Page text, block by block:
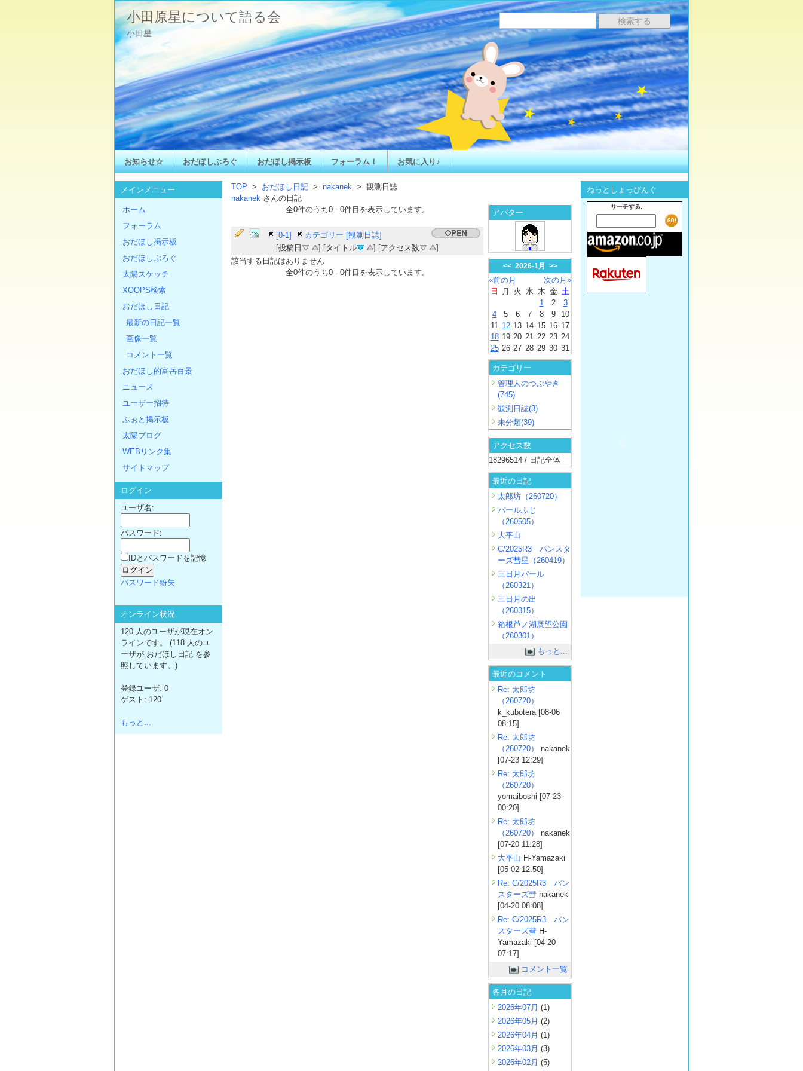
小田原星について語る会
小田星
お知らせ☆ おだほしぶろぐ おだほし掲示板 フォーラム！ お気に入り♪
TOP > おだほし日記 > nakanek > 観測日誌
nakanek さんの日記
全0件のうち0- 0件目を表示しています。
[0-1]
カテゴリー [観測日誌]
[投稿日
] [タイトル ] [アクセス数
]
該当する日記はありません
全0件のうち0- 0件目を表示しています。
アバター
<< 2026-1月 >>
«前の月
次の月»
日
月 火 水 木 金 土
1
2
3
4
5 6 7 8 9
10
11 12 13 14 15 16 17
18 19 20 21 22 23 24
25 26 27 28 29 30 31
カテゴリー
管理人のつぶやき
(745)
観測日誌(3)
未分類(39)
アクセス数
18296514 / 日記全体
最近の日記
太郎坊（260720）
パールふじ
（260505）
大平山
C/2025R3 パンスタ
ーズ彗星（260419）
三日月パール
（260321）
三日月の出
（260315）
箱根芦ノ湖展望公園
（260301）
もっと...
最近のコメント
Re: 太郎坊
（260720）
k_kubotera [08-06
08:15]
Re: 太郎坊
（260720）
nakanek
[07-23 12:29]
Re: 太郎坊
（260720）
yomaiboshi [07-23
00:20]
Re: 太郎坊
（260720）
nakanek
[07-20 11:28]
大平山 H-Yamazaki
[05-02 12:50]
Re: C/2025R3 パン
スターズ彗 nakanek
[04-20 08:08]
Re: C/2025R3 パン
スターズ彗 H-
Yamazaki [04-20
07:17]
コメント一覧
各月の日記
2026年07月 (1)
2026年05月 (2)
2026年04月 (1)
2026年03月 (3)
2026年02月 (5)
メインメニュー
ホーム
フォーラム
おだほし掲示板
おだほしぶろぐ
太陽スケッチ
XOOPS検索
おだほし日記
最新の日記一覧
画像一覧
コメント一覧
おだほし的富岳百景
ニュース
ユーザー招待
ふぉと掲示板
太陽ブログ
WEBリンク集
サイトマップ
ログイン
ユーザ名:
パスワード:
IDとパスワードを記憶
パスワード紛失
オンライン状況
120 人のユーザが現在オン
ラインです。 (118 人のユ
ーザが おだほし日記 を参
照しています。)
登録ユーザ: 0
ゲスト: 120
もっと...
ねっとしょっぴんぐ
サーチする: